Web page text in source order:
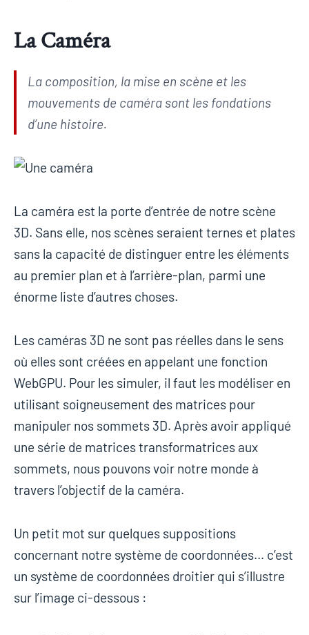
La Caméra
La composition, la mise en scène et les
mouvements de caméra sont les fondations
d’une histoire.
La caméra est la porte d’entrée de notre scène
3D. Sans elle, nos scènes seraient ternes et plates
sans la capacité de distinguer entre les éléments
au premier plan et à l’arrière-plan, parmi une
énorme liste d’autres choses.
Les caméras 3D ne sont pas réelles dans le sens
où elles sont créées en appelant une fonction
WebGPU. Pour les simuler, il faut les modéliser en
utilisant soigneusement des matrices pour
manipuler nos sommets 3D. Après avoir appliqué
une série de matrices transformatrices aux
sommets, nous pouvons voir notre monde à
travers l’objectif de la caméra.
Un petit mot sur quelques suppositions
concernant notre système de coordonnées… c’est
un système de coordonnées droitier qui s’illustre
sur l’image ci-dessous :